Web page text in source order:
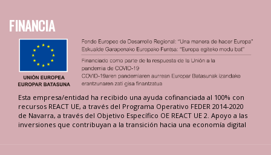
FINANCIA
Esta empresa/entidad ha recibido una ayuda cofinanciada al 100% con
recursos REACT UE, a través del Programa Operativo FEDER 2014-2020
de Navarra, a través del Objetivo Específico OE REACT UE 2. Apoyo a las
inversiones que contribuyan a la transición hacia una economía digital